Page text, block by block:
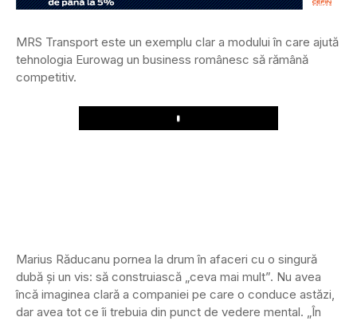
MRS Transport este un exemplu clar a modului în care ajută
tehnologia Eurowag un business românesc să rămână
competitiv.
Play
Marius Răducanu pornea la drum în afaceri cu o singură
dubă și un vis: să construiască „ceva mai mult”. Nu avea
încă imaginea clară a companiei pe care o conduce astăzi,
dar avea tot ce îi trebuia din punct de vedere mental. „În